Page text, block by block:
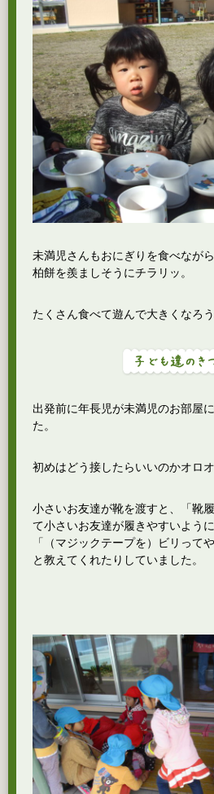
未満児さんもおにぎりを食べなが
柏餅を羨ましそうにチラリッ。
たくさん食べて遊んで大きくなろう
出発前に年長児が未満児のお部屋
た。
初めはどう接したらいいのかオロオ
小さいお友達が靴を渡すと、「靴
て小さいお友達が履きやすいよう
「（マジックテープを）ビリって
と教えてくれたりしていました。